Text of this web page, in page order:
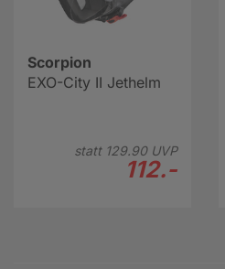
Scorpion
EXO-City II Jethelm
statt 129.90UVP
112.-